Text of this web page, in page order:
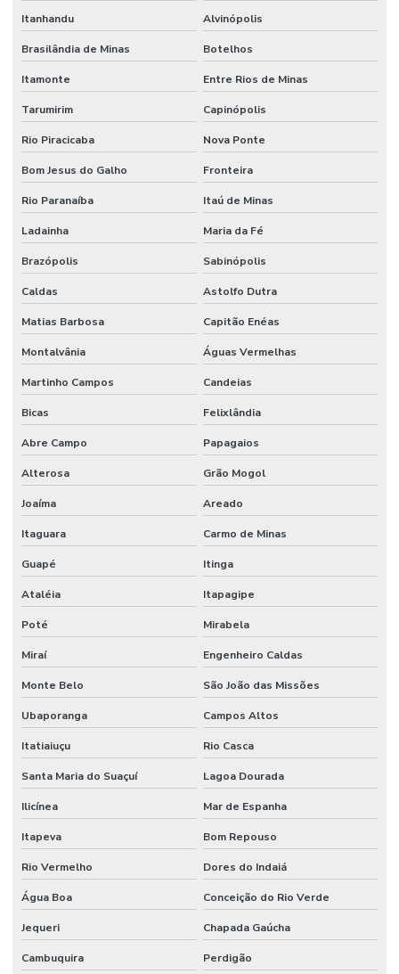
Itanhandu Alvinópolis
Brasilândia de Minas Botelhos
Itamonte Entre Rios de Minas
Tarumirim Capinópolis
Rio Piracicaba Nova Ponte
Bom Jesus do Galho Fronteira
Rio Paranaíba Itaú de Minas
Ladainha Maria da Fé
Brazópolis Sabinópolis
Caldas Astolfo Dutra
Matias Barbosa Capitão Enéas
Montalvânia Águas Vermelhas
Martinho Campos Candeias
Bicas Felixlândia
Abre Campo Papagaios
Alterosa Grão Mogol
Joaíma Areado
Itaguara Carmo de Minas
Guapé Itinga
Ataléia Itapagipe
Poté Mirabela
Miraí Engenheiro Caldas
Monte Belo São João das Missões
Ubaporanga Campos Altos
Itatiaiuçu Rio Casca
Santa Maria do Suaçuí Lagoa Dourada
Ilicínea Mar de Espanha
Itapeva Bom Repouso
Rio Vermelho Dores do Indaiá
Água Boa Conceição do Rio Verde
Jequeri Chapada Gaúcha
Cambuquira Perdigão